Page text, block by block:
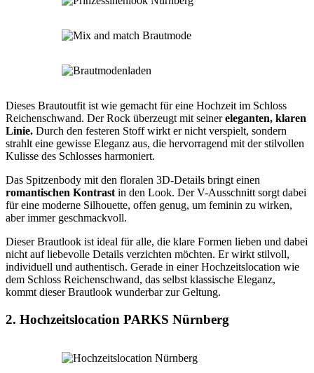
Dieses Brautoutfit ist wie gemacht für eine Hochzeit im Schloss
Reichenschwand. Der Rock überzeugt mit seinereleganten, klaren
Linie. Durch den festeren Stoff wirkt er nicht verspielt, sondern
strahlt eine gewisse Eleganz aus, die hervorragend mit der stilvollen
Kulisse des Schlosses harmoniert.
Das Spitzenbody mit den floralen 3D-Details bringt einen
romantischen Kontrastin den Look. Der V-Ausschnitt sorgt dabei
für eine moderne Silhouette, offen genug, um feminin zu wirken,
aber immer geschmackvoll.
Dieser Brautlook ist ideal für alle, die klare Formen lieben und dabei
nicht auf liebevolle Details verzichten möchten. Er wirkt stilvoll,
individuell und authentisch. Gerade in einer Hochzeitslocation wie
dem Schloss Reichenschwand, das selbst klassische Eleganz,
kommt dieser Brautlook wunderbar zur Geltung.
2. Hochzeitslocation PARKS Nürnberg